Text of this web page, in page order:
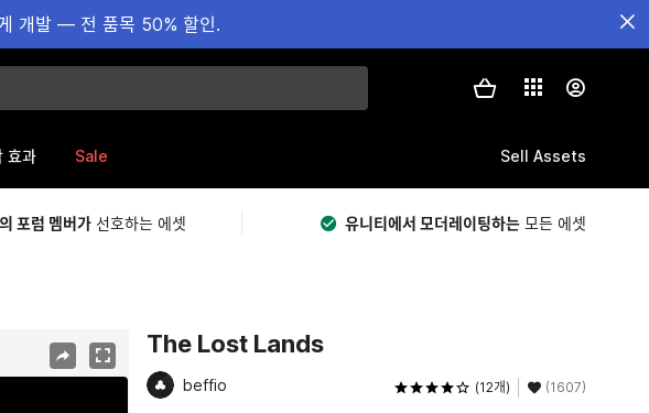
게 개발 — 전 품목 50% 할인.
효과 Sale Sell Assets
포럼 멤버가 선호하는 에셋 유니티에서 모더레이팅하는 모든 에셋
The Lost Lands
beffio (12개) (1607)